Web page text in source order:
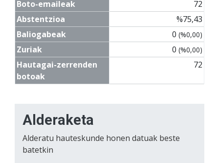
Boto-emaileak
72
Abstentzioa
%75,43
Baliogabeak
0 (%0,00)
Zuriak 0 (%0,00)
Hautagai-zerrenden
botoak
72
Alderaketa
Alderatu hauteskunde honen datuak beste
batetkin